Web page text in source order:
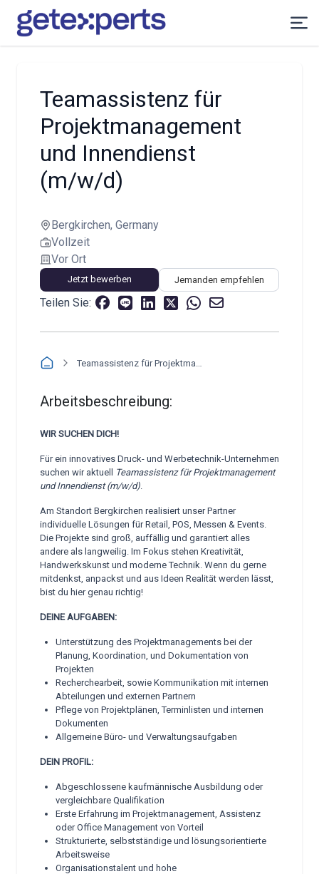
Teamassistenz für
Projektmanagement
und Innendienst
(m/w/d)
Bergkirchen, Germany
Vollzeit
Vor Ort
Jetzt bewerben Jemanden empfehlen
Teilen Sie:
Arbeitsbeschreibung:
WIR SUCHEN DICH!
Für ein innovatives Druck- und Werbetechnik-Unternehmen
suchen wir aktuell
Teamassistenz für Projektmanagement
und Innendienst (m/w/d).
Am Standort Bergkirchen realisiert unser Partner
individuelle Lösungen für Retail, POS, Messen & Events.
Die Projekte sind groß, auffällig und garantiert alles
andere als langweilig. Im Fokus stehen Kreativität,
Handwerkskunst und moderne Technik. Wenn du gerne
mitdenkst, anpackst und aus Ideen Realität werden lässt,
bist du hier genau richtig!
DEINE AUFGABEN:
Unterstützung des Projektmanagements bei der
Planung, Koordination, und Dokumentation von
Projekten
Recherchearbeit, sowie Kommunikation mit internen
Abteilungen und externen Partnern
Pflege von Projektplänen, Terminlisten und internen
Dokumenten
Allgemeine Büro- und Verwaltungsaufgaben
DEIN PROFIL:
Abgeschlossene kaufmännische Ausbildung oder
vergleichbare Qualifikation
Erste Erfahrung im Projektmanagement, Assistenz
oder Office Management von Vorteil
Strukturierte, selbstständige und lösungsorientierte
Arbeitsweise
Organisationstalent und hohe